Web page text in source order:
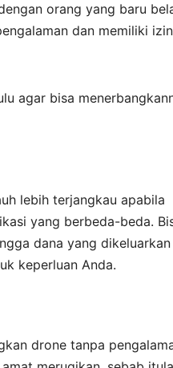
orang yang baru
dan memiliki izin
agar bisa
lebih terjangkau apabila
yang berbeda-beda.
dana yang dikeluarkan
keperluan Anda.
drone tanpa